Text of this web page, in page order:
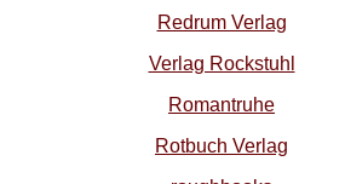
Redrum Verlag
Verlag Rockstuhl
Romantruhe
Rotbuch Verlag